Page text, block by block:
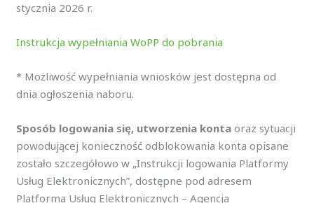
stycznia 2026 r.
Instrukcja wypełniania WoPP do pobrania
* Możliwość wypełniania wniosków jest dostępna od
dnia ogłoszenia naboru.
Sposób logowania się, utworzenia konta oraz sytuacji
powodującej konieczność odblokowania konta opisane
zostało szczegółowo w „Instrukcji logowania Platformy
Usług Elektronicznych”, dostępne pod adresem
Platforma Usług Elektronicznych – Agencja